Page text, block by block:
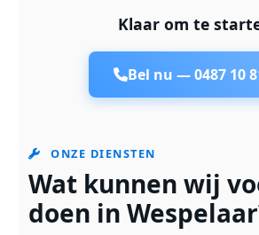
Klaar om te
Bel nu —0487 10
ONZE DIENSTEN
Wat kunnen wij
doen in